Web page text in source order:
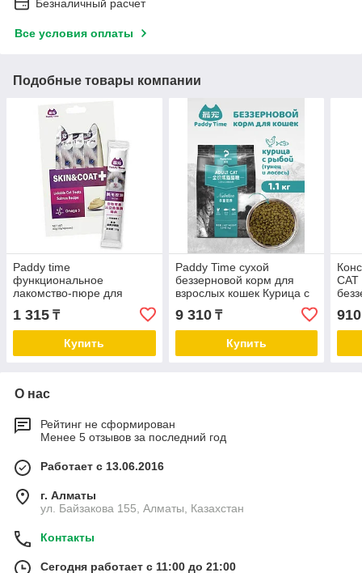
Безналичный расчет
Все условия оплаты
Подобные товары компании
Paddy time
функциональное
лакомство-пюре для
улучшения состояния
кожи и шерсти кошек и
котят на основе лосося с
филе курицы, 40 г
1 315 ₸
Купить
Paddy Time сухой
беззерновой корм для
взрослых кошек Курица с
9 310₸
Купить
CAT
и
910
О нас
Рейтинг не сформирован
Менее 5 отзывов за последний год
Работает с 13.06.2016
г. Алматы
ул. Байзакова 155, Алматы, Казахстан
Контакты
Сегодня работает с 11:00 до 21:00